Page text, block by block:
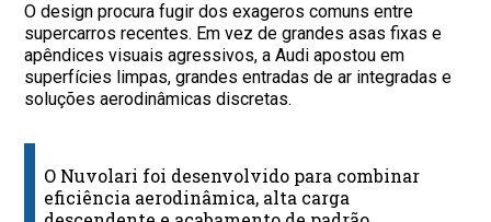
O design procura fugir dos exageros comuns entre
supercarros recentes. Em vez de grandes asas fixas e
apêndices visuais agressivos, a Audi apostou em
superfícies limpas, grandes entradas de ar integradas e
soluções aerodinâmicas discretas.
O Nuvolari foi desenvolvido para combinar
eficiência aerodinâmica, alta carga